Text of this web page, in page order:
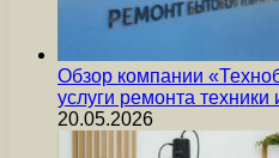
Обзор компании
услуги ремонта техники
20.05.2026